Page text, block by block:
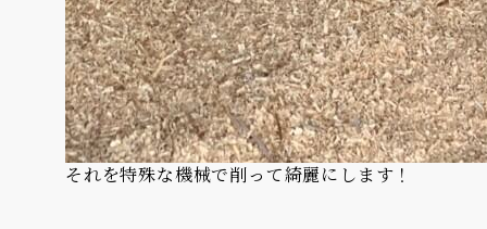
それを特殊な機械で削って綺麗にします！